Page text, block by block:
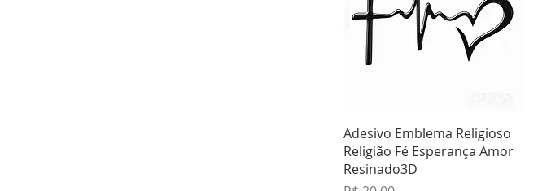
Visualização rápida
Adesivo Emblema Religioso
Religião Fé Esperança Amor
Resinado3D